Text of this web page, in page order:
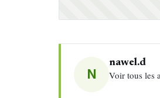
N
nawel.d
Voir tous les